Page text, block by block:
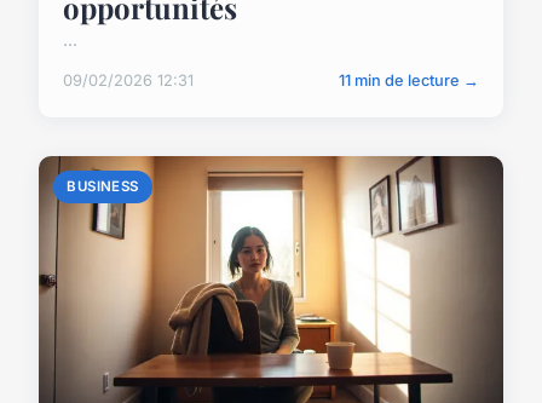
...
09/02/2026 12:31 11 min de lecture →
BUSINESS